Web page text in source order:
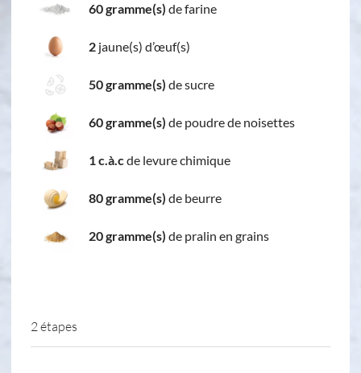
60 gramme(s) de farine
2 jaune(s) d’œuf(s)
50 gramme(s) de sucre
60 gramme(s) de poudre de noisettes
1 c.à.cde levure chimique
80 gramme(s) de beurre
20 gramme(s) de pralin en grains
2 étapes